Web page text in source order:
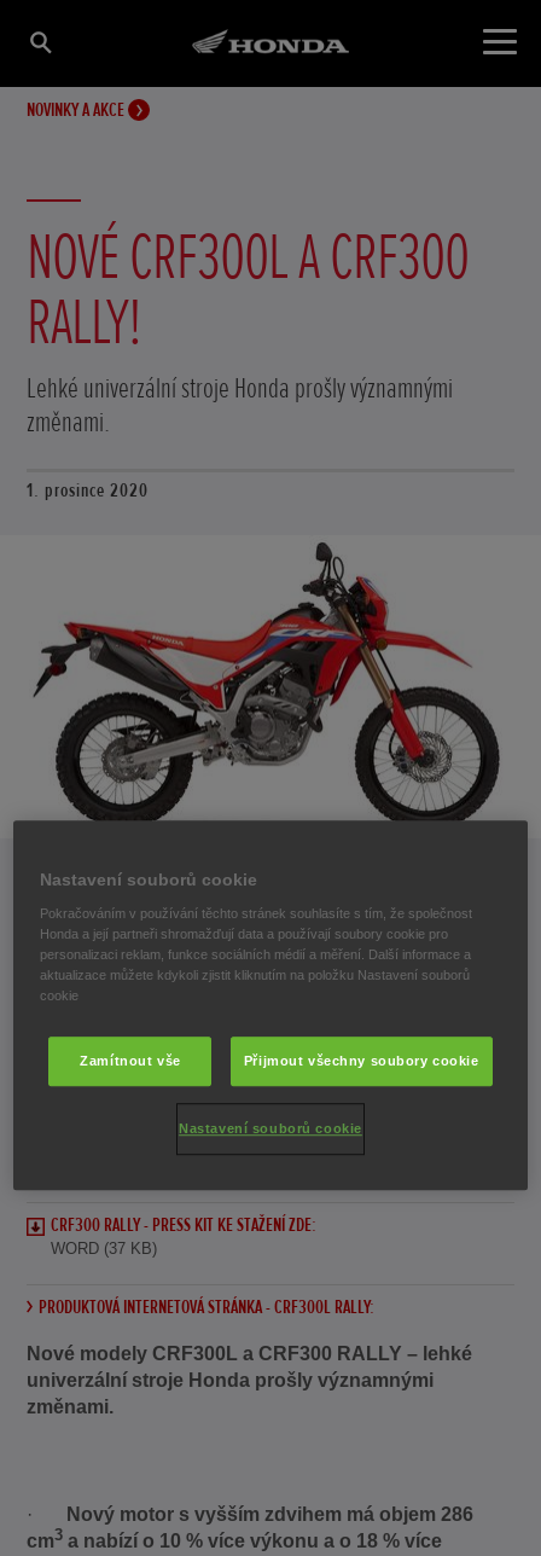
NOVINKY A AKCE
NOVÉ CRF300L A CRF300
RALLY!
Lehké univerzální stroje Honda prošly významnými
změnami.
1. prosince 2020
Nové CRF300L a
CRF300 RALLY
CRF300L - PRESS KIT KE STAŽENÍ ZDE:
CRF300 RALLY - PRESS KIT KE STAŽENÍ ZDE:
WORD (37 KB)
PRODUKTOVÁ INTERNETOVÁ STRÁNKA - CRF300L RALLY:
Nové modely CRF300L a CRF300 RALLY – lehké
univerzální stroje Honda prošly významnými
změnami.
·
Nový motor s vyšším zdvihem má objem 286
cm3 a nabízí o 10 % více výkonu a o 18 % více
Nastavení souborů cookie
Pokračováním v používání těchto stránek souhlasíte s tím, že společnost
Honda a její partneři shromažďují data a používají soubory cookie pro
personalizaci reklam, funkce sociálních médií a měření. Další informace a
aktualizace můžete kdykoli zjistit kliknutím na položku Nastavení souborů
cookie
Zamítnout vše Přijmout všechny soubory cookie
Nastavení souborů cookie